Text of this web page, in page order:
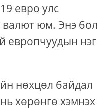
евро улс
юм. Энэ бол
европчуудын нэг
нөхцөл байдал
хөрөнгө хэмнэх